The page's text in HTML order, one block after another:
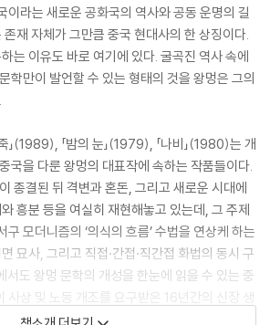
이라는 새로운 공화국의 역사와 공동 운명의 길
재 자체가 그만큼 중국 현대사의 한 상징이다.
는 이유도 바로 여기에 있다. 굴곡진 역사 속에
학만이 발언할 수 있는 형태의 것을 왕멍은 그의
」(1989), 「밤의 눈」(1979), 「나비」(1980)는 개
국을 다룬 왕멍의 대표작에 속하는 작품들이다.
종결된 뒤 격변과 혼돈, 그리고 새로운 시대에
흥분 등을 여실히 재현해놓고 있는데, 그 주제
모더니즘의 ‘의식의 흐름’ 수법을 연상케 하는
묘사, 그리고 직접·간접·직간접 화법의 동시 구
서도 왕멍 문학의 개성을 한눈에 읽을 수 있는 중
사상 및 노동 개조를 요구받은 16년간의 신장 생
입성 직후에 차례로 발표한 이 세 작품은, 문화